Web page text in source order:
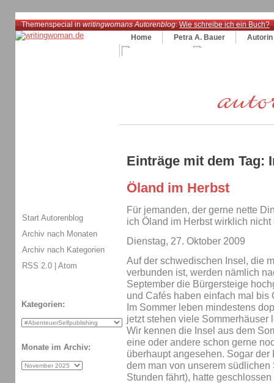
Themenspecial inwritingwomans Autorenblog:Wie schreibe ich ein Buch?
Home
Petra A. Bauer Autorin
Einträge mit dem Tag:
Öland im Herbst
Für jemanden, der gerne nette
ich Öland im Herbst wirklich nicht
Dienstag, 27. Oktober 2009
Auf der schwedischen Insel, die
verbunden ist, werden nämlich
September die Bürgersteige
und Cafés haben einfach mal bis
Im Sommer leben mindestens
jetzt stehen viele Sommerhäuser
Wir kennen die Insel aus dem
eine oder andere schon gerne
überhaupt angesehen. Sogar
dem man von unserem
Stunden fährt), hatte geschlossen
Start Autorenblog
Archiv nach Monaten
Archiv nach Kategorien
RSS 2.0 | Atom
Kategorien:
Monate im Archiv: